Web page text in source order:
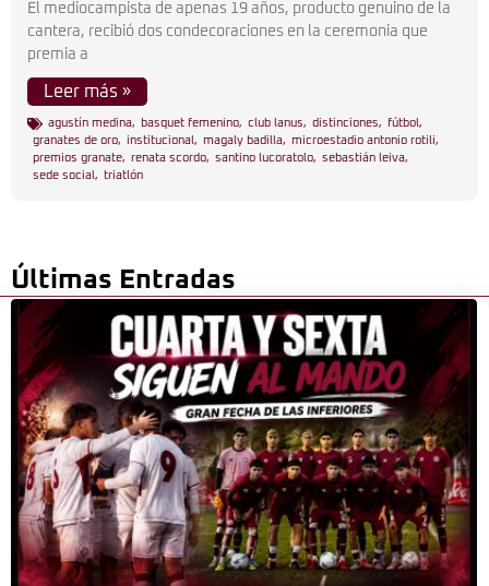
El mediocampista de apenas 19 años, producto genuino de la
cantera, recibió dos condecoraciones en la ceremonia que
premia a
Leer más »
agustín medina, basquet femenino, club lanus, distinciones, fútbol ,
granates de oro, institucional , magaly badilla, microestadio antonio rotili,
premios granate, renata scordo, santino lucoratolo, sebastián leiva,
sede social , triatlón
Últimas Entradas